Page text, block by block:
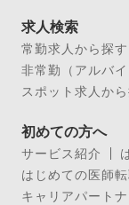
求人検索
常勤求人から探す
非常勤（アルバ
スポット求人か
初めての方へ
サービス紹介
はじめての医師
キャリアパート